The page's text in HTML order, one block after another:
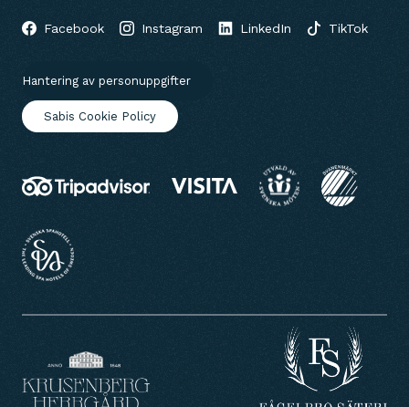
Facebook Instagram LinkedIn TikTok
Hantering av personuppgifter
Sabis Cookie Policy